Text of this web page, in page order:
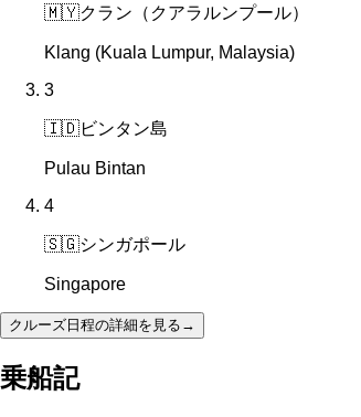
🇲🇾クラン（クアラルンプール）
Klang (Kuala Lumpur, Malaysia)
3
🇮🇩ビンタン島
Pulau Bintan
4
🇸🇬シンガポール
Singapore
クルーズ日程の詳細を見る →
乗船記